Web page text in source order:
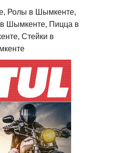
Ролы в Шымкенте,
Шымкенте, Пицца в
Стейки в